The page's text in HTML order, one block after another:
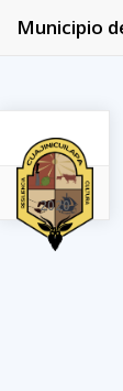
2020
Municipio